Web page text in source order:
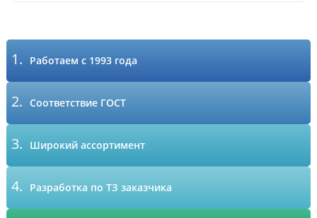
1. Работаем с 1993 года
2. Соответствие ГОСТ
3. Широкий ассортимент
4. Разработка по ТЗ заказчика